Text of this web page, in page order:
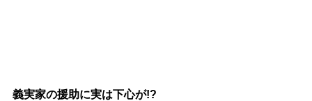
義実家の援助に実は下心が!?